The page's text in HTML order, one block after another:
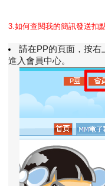
3.如何查閱我的簡訊發送扣
請在PP的頁面，按右
進入會員中心。